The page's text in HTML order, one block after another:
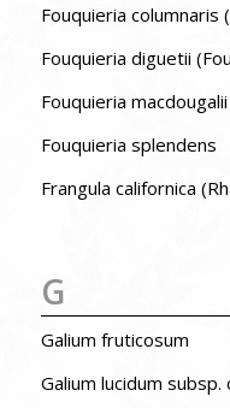
Fouquieria columnaris
Fouquieria diguetii
Fouquieria macdougalii
Fouquieria splendens
Frangula californica
G
Galium fruticosum
Galium lucidum